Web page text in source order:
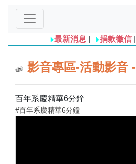
最新消息 捐款徵信
影音專區-活動影音 -
百年系慶精華6分鐘
#百年系慶精華6分鐘